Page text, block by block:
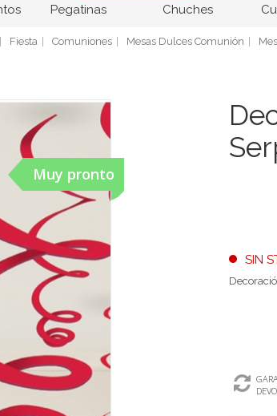
Pegatinas Chuches
Fiesta Comuniones Mesas Dulces Comunión
Muy pronto
SIN